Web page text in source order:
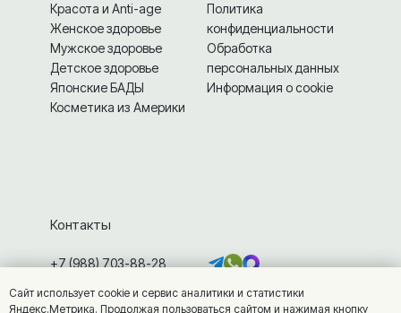
Красота и Anti-age
Женское здоровье
Мужское здоровье
Детское здоровье
Японские БАДЫ
Косметика из Америки
Политика
конфиденциальности
Обработка
персональных данных
Информация о cookie
Контакты
+7 (988) 703-88-28
г. Железноводск, ул. Калинина, 7
Сайт использует cookie и сервис аналитики и статистики
Яндекс.Метрика. Продолжая пользоваться сайтом и нажимая кнопку